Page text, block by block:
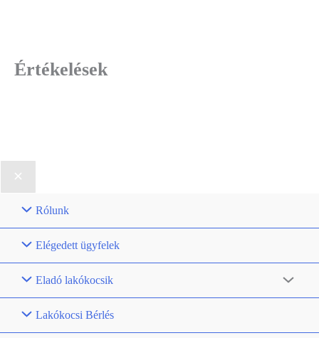
Értékelések
Rólunk
Elégedett ügyfelek
Eladó lakókocsik
Lakókocsi Bérlés